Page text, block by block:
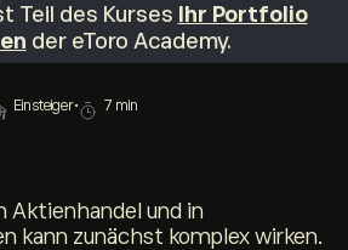
Teil des Kurses Ihr Portfolio
der eToro Academy.
Einsteiger• 7 min
Aktienhandel und in
kann zunächst komplex wirken.